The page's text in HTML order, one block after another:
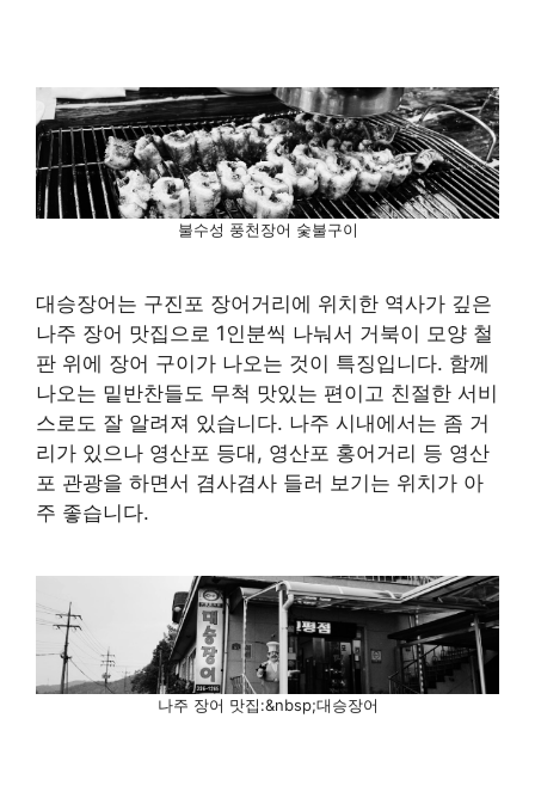
불수성 풍천장어 숯불구이
대승장어는 구진포 장어거리에 위치한 역사가 깊은
나주 장어 맛집으로 1인분씩 나눠서 거북이 모양 철
판 위에 장어 구이가 나오는 것이 특징입니다. 함께
나오는 밑반찬들도 무척 맛있는 편이고 친절한 서비
스로도 잘 알려져 있습니다. 나주 시내에서는 좀 거
리가 있으나 영산포 등대, 영산포 홍어거리 등 영산
포 관광을 하면서 겸사겸사 들러 보기는 위치가 아
주 좋습니다.
나주 장어 맛집:&nbsp;대승장어